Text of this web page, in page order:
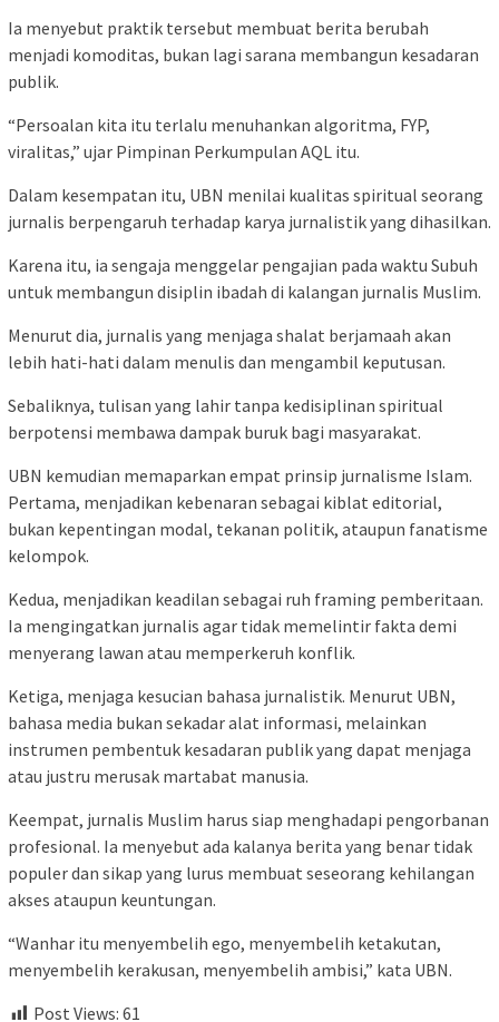
Ia menyebut praktik tersebut membuat berita berubah
menjadi komoditas, bukan lagi sarana membangun kesadaran
publik.
“Persoalan kita itu terlalu menuhankan algoritma, FYP,
viralitas,” ujar Pimpinan Perkumpulan AQL itu.
Dalam kesempatan itu, UBN menilai kualitas spiritual seorang
jurnalis berpengaruh terhadap karya jurnalistik yang dihasilkan.
Karena itu, ia sengaja menggelar pengajian pada waktu Subuh
untuk membangun disiplin ibadah di kalangan jurnalis Muslim.
Menurut dia, jurnalis yang menjaga shalat berjamaah akan
lebih hati-hati dalam menulis dan mengambil keputusan.
Sebaliknya, tulisan yang lahir tanpa kedisiplinan spiritual
berpotensi membawa dampak buruk bagi masyarakat.
UBN kemudian memaparkan empat prinsip jurnalisme Islam.
Pertama, menjadikan kebenaran sebagai kiblat editorial,
bukan kepentingan modal, tekanan politik, ataupun fanatisme
kelompok.
Kedua, menjadikan keadilan sebagai ruh framing pemberitaan.
Ia mengingatkan jurnalis agar tidak memelintir fakta demi
menyerang lawan atau memperkeruh konflik.
Ketiga, menjaga kesucian bahasa jurnalistik. Menurut UBN,
bahasa media bukan sekadar alat informasi, melainkan
instrumen pembentuk kesadaran publik yang dapat menjaga
atau justru merusak martabat manusia.
Keempat, jurnalis Muslim harus siap menghadapi pengorbanan
profesional. Ia menyebut ada kalanya berita yang benar tidak
populer dan sikap yang lurus membuat seseorang kehilangan
akses ataupun keuntungan.
“Wanhar itu menyembelih ego, menyembelih ketakutan,
menyembelih kerakusan, menyembelih ambisi,” kata UBN.
Post Views: 61